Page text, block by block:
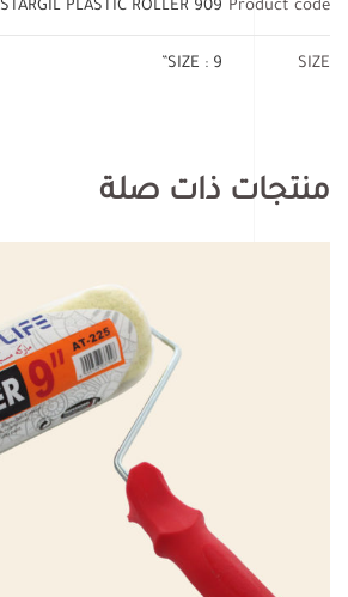
Product code
STARGIL PLASTIC ROLLER 909
SIZE
SIZE : 9”
منتجات ذات صلة